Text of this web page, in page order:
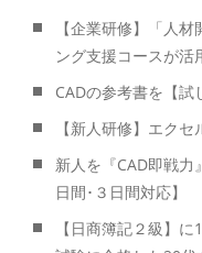
【企業研修】「人
ング支援コースが活
CADの参考書を【試
【新人研修】エク
新人を『CAD即戦
日間･３日間対応】
【日商簿記２級】